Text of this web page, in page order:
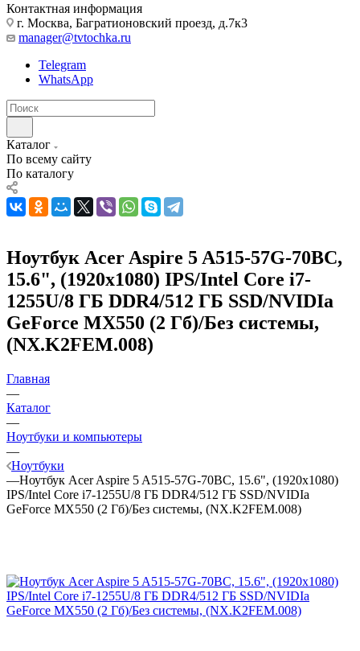
Контактная информация
г. Москва, Багратионовский проезд, д.7к3
manager@tvtochka.ru
Telegram
WhatsApp
Каталог
По всему сайту
По каталогу
Ноутбук Acer Aspire 5 A515-57G-70BC,
15.6", (1920x1080) IPS/Intel Core i7-
1255U/8 ГБ DDR4/512 ГБ SSD/NVIDIa
GeForce MX550 (2 Гб)/Без системы,
(NX.K2FEM.008)
Главная
—
Каталог
—
Ноутбуки и компьютеры
—
Ноутбуки
—Ноутбук Acer Aspire 5 A515-57G-70BC, 15.6", (1920x1080)
IPS/Intel Core i7-1255U/8 ГБ DDR4/512 ГБ SSD/NVIDIa
GeForce MX550 (2 Гб)/Без системы, (NX.K2FEM.008)